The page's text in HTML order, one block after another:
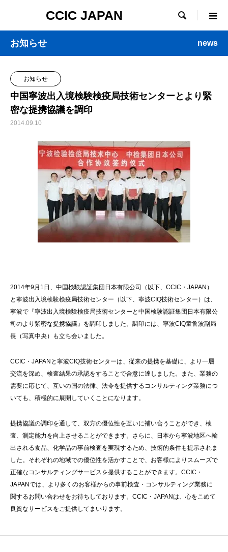
CCIC JAPAN 
お知らせ news
お知らせ
中国寧波出入境検験検疫局技術センターとより緊
密な提携協議を調印
2014.09.10
2014年9月1日、中国検験認証集団日本有限公司（以下、CCIC・JAPAN）
と寧波出入境検験検疫局技術センター（以下、寧波CIQ技術センター）は、
寧波で『寧波出入境検験検疫局技術センターと中国検験認証集団日本有限公
司のより緊密な提携協議』を調印しました。調印には、寧波CIQ童鲁波副局
長（写真中央）も立ち会いました。
CCIC・JAPANと寧波CIQ技術センターは、従来の提携を基礎に、より一層
交流を深め、検査結果の承認をすることで合意に達しました。また、業務の
需要に応じて、互いの国の法律、法令を提供するコンサルティング業務につ
いても、積極的に展開していくことになります。
提携協議の調印を通して、双方の優位性を互いに補い合うことができ、検
査、測定能力を向上させることができます。さらに、日本から寧波地区へ輸
出される食品、化学品の事前検査を実現するため、技術的条件も提示されま
した。それぞれの地域での優位性を活かすことで、お客様によりスムーズで
正確なコンサルティングサービスを提供することができます。CCIC・
JAPANでは、より多くのお客様からの事前検査・コンサルティング業務に
関するお問い合わせをお待ちしております。CCIC・JAPANは、心をこめて
良質なサービスをご提供してまいります。